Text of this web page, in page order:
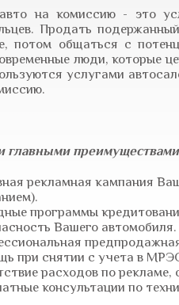
на комиссию - это
Продать
потом общаться с
люди, которые
услугами
главными
рекламная кампания
программы
Вашего автомобиля.
при снятии с учета в
расходов по рекламе,
консультации по